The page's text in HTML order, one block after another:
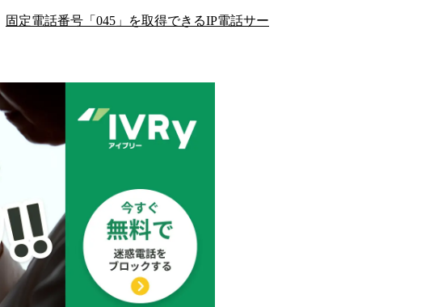
固定電話番号「 045 」を取得できるIP電話サー